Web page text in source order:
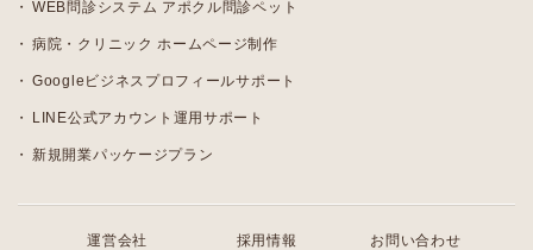
WEB問診システム アポクル問診ペット
病院・クリニック ホームページ制作
Googleビジネスプロフィールサポート
LINE公式アカウント運用サポート
新規開業パッケージプラン
運営会社 採用情報 お問い合わせ